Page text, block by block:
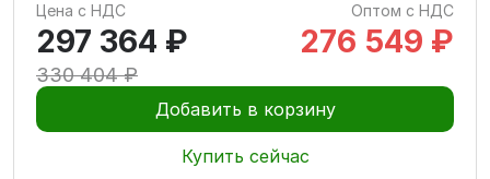
Цена с НДС Оптом с НДС
297 364 ₽
330 404 ₽
276 549 ₽
Добавить в корзину
Купить сейчас